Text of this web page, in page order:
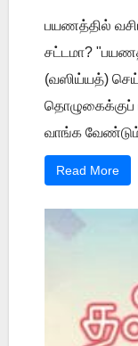
பயணத்தில்
சட்டமா?
(வஸிய்யத்)
தொழுகைக்குப்
வாங்க
Read More